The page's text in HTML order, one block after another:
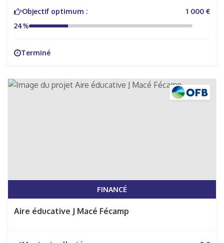
Objectif optimum :
1 000 €
24%
Terminé
FINANCÉ
Aire éducative J Macé Fécamp